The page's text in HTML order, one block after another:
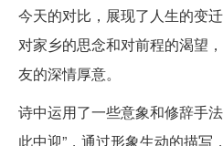
今天的对比，展现了人生的变
对家乡的思念和对前程的渴望
友的深情厚意。
诗中运用了一些意象和修辞手
此中迎”，通过形象生动的描写